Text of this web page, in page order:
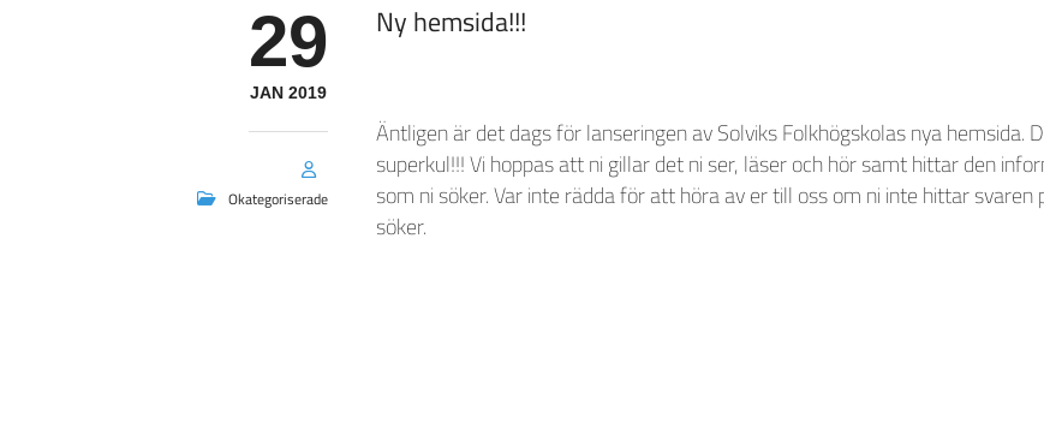
29
JAN 2019
Okategoriserade
Ny hemsida!!!
Äntligen är det dags för lanseringen av Solviks Folkhögskolas nya hemsida.
superkul!!! Vi hoppas att ni gillar det ni ser, läser och hör samt hittar den
som ni söker. Var inte rädda för att höra av er till oss om ni inte hittar svaren
söker.